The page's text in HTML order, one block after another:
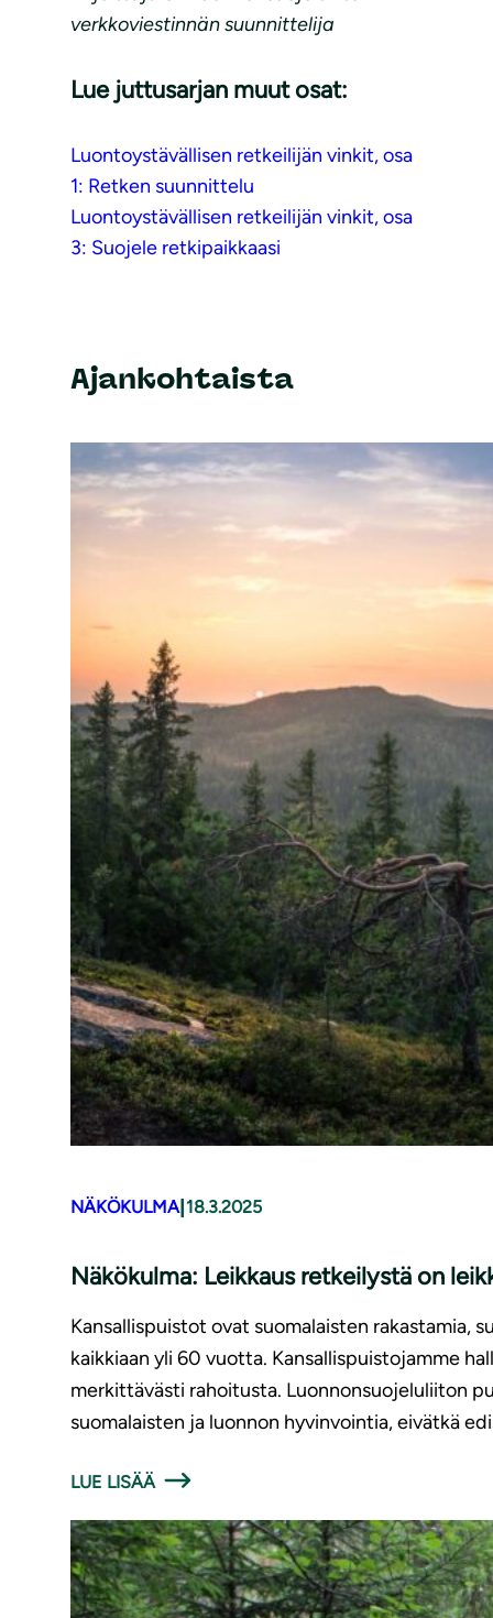
verkkoviestinnän suunnittelija
Lue juttusarjan muut osat:
Luontoystävällisen retkeilijän vinkit, osa
1: Retken suunnittelu
Luontoystävällisen retkeilijän vinkit, osa
3: Suojele retkipaikkaasi
Ajankohtaista
NÄKÖKULMA|18.3.2025
Näkökulma: Leikkaus retkeilystä on
Kansallispuistot ovat suomalaisten rakastamia,
kaikkiaan yli 60 vuotta. Kansallispuistojamme
merkittävästi rahoitusta. Luonnonsuojeluliiton
suomalaisten ja luonnon hyvinvointia, eivätkä
LUE LISÄÄ